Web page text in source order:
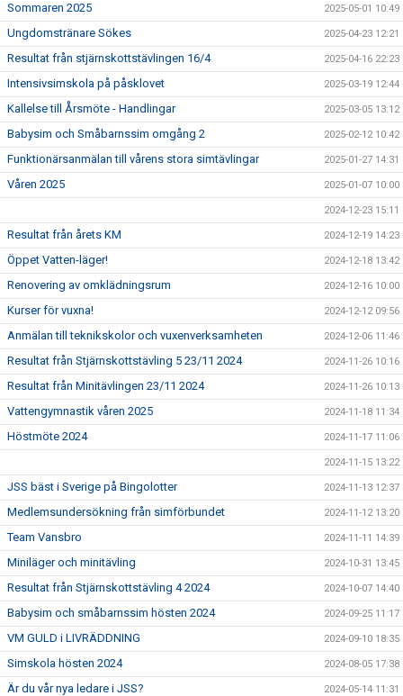
Sommaren 2025 2025-05-01 10:49
Ungdomstränare Sökes 2025-04-23 12:21
Resultat från stjärnskottstävlingen 16/4 2025-04-16 22:23
Intensivsimskola på påsklovet 2025-03-19 12:44
Kallelse till Årsmöte - Handlingar 2025-03-05 13:12
Babysim och Småbarnssim omgång 2 2025-02-12 10:42
Funktionärsanmälan till vårens stora simtävlingar 2025-01-27 14:31
Våren 2025 2025-01-07 10:00
2024-12-23 15:11
Resultat från årets KM 2024-12-19 14:23
Öppet Vatten-läger! 2024-12-18 13:42
Renovering av omklädningsrum 2024-12-16 10:00
Kurser för vuxna! 2024-12-12 09:56
Anmälan till teknikskolor och vuxenverksamheten 2024-12-06 11:46
Resultat från Stjärnskottstävling 5 23/11 2024 2024-11-26 10:16
Resultat från Minitävlingen 23/11 2024 2024-11-26 10:13
Vattengymnastik våren 2025 2024-11-18 11:34
Höstmöte 2024 2024-11-17 11:06
2024-11-15 13:22
JSS bäst i Sverige på Bingolotter 2024-11-13 12:37
Medlemsundersökning från simförbundet 2024-11-12 13:20
Team Vansbro 2024-11-11 14:39
Miniläger och minitävling 2024-10-31 13:45
Resultat från Stjärnskottstävling 4 2024 2024-10-07 14:40
Babysim och småbarnssim hösten 2024 2024-09-25 11:17
VM GULD i LIVRÄDDNING 2024-09-10 18:35
Simskola hösten 2024 2024-08-05 17:38
Är du vår nya ledare i JSS? 2024-05-14 11:31